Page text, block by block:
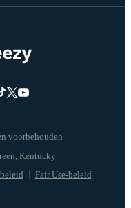
voorbehouden
Fair Use-beleid